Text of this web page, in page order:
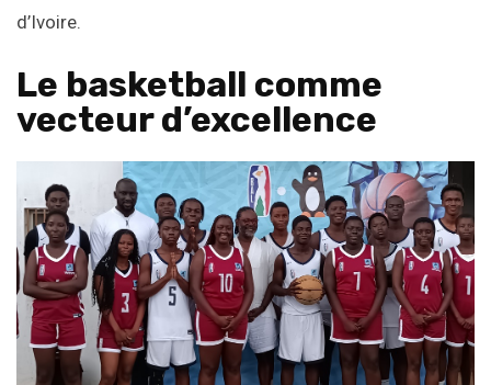
d’Ivoire.
Le basketball comme
vecteur d’excellence